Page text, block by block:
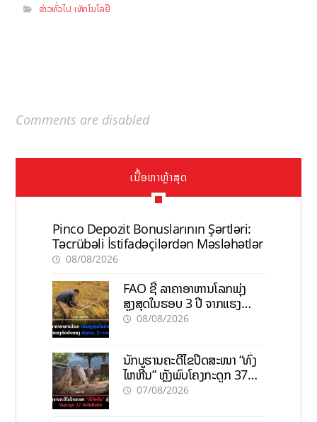
ຂ່າວທົ່ວໄປ,ເທັກໂນໂລຢີ
Comments are disabled
ເນື້ອຫາຫຼ້າສຸດ
Pinco Depozit Bonuslarının Şərtləri:
Təcrübəli İstifadəçilərdən Məsləhətlər
08/08/2026
FAO ຊີ້ ລາຄາອາຫານໂລກພຸ່ງ
ສູງສຸດໃນຮອບ 3 ປີ ຈາກແຮງ
ກົດດັນຂອງສົງຄາມ, El nino
08/08/2026
ນັກບູຮານຄະດີໄຂປິດສະໜາ “ທົ່ງ
ໄຫຫີນ” ຫຼັງພົບໂຄງກະດູກ 37
ຄົນໃນຫີນຍັກ
07/08/2026